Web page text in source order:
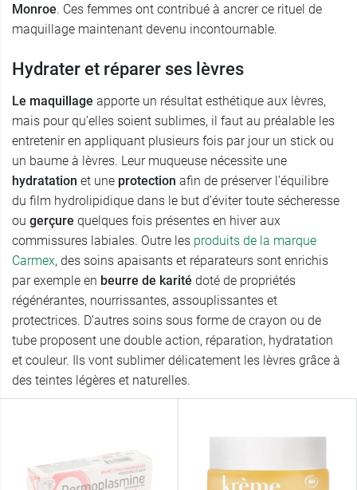
Monroe. Ces femmes ont contribué à ancrer ce rituel de
maquillage maintenant devenu incontournable.
Hydrater et réparer ses lèvres
Le maquillage apporte un résultat esthétique aux lèvres,
mais pour qu’elles soient sublimes, il faut au préalable les
entretenir en appliquant plusieurs fois par jour un stick ou
un baume à lèvres. Leur muqueuse nécessite une
hydratation et une protection afin de préserver l’équilibre
du film hydrolipidique dans le but d’éviter toute sécheresse
ou gerçure quelques fois présentes en hiver aux
commissures labiales. Outre les produits de la marque
Carmex, des soins apaisants et réparateurs sont enrichis
par exemple en beurre de karité doté de propriétés
régénérantes, nourrissantes, assouplissantes et
protectrices. D’autres soins sous forme de crayon ou de
tube proposent une double action, réparation, hydratation
et couleur. Ils vont sublimer délicatement les lèvres grâce à
des teintes légères et naturelles.